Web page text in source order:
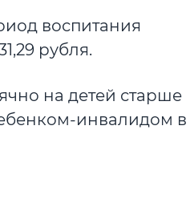
воспитания
рубля.
на детей старше
инвалидом в